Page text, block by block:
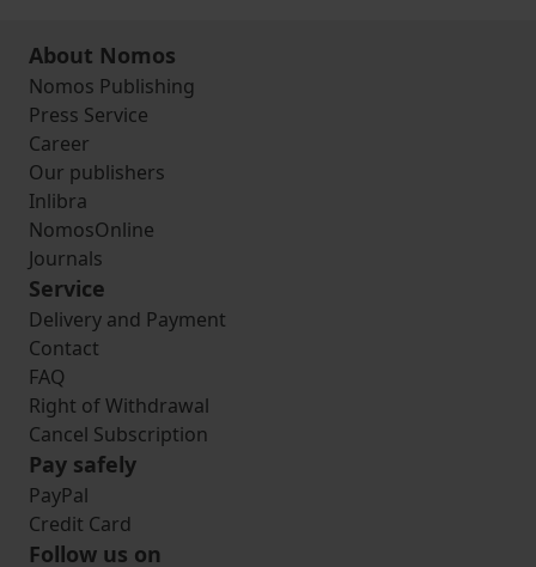
About Nomos
Nomos Publishing
Press Service
Career
Our publishers
Inlibra
NomosOnline
Journals
Service
Delivery and Payment
Contact
FAQ
Right of Withdrawal
Cancel Subscription
Pay safely
PayPal
Credit Card
Follow us on